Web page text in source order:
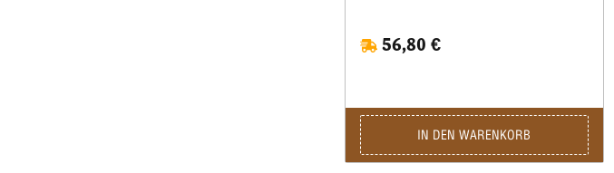
empfehlen, hierzu ein gutes wasserlösliches
Kalibrierfett (kein Graphit!) zu verwenden.Die
56,80 €
IN DEN WARENKORB